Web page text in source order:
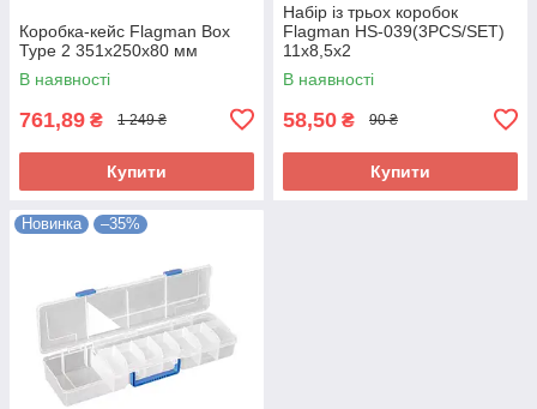
Коробка-кейс Flagman Box
Type 2 351x250x80 мм
В наявності
761,89 ₴ 1 249 ₴
Купити
Набір із трьох коробок
Flagman HS-039(3PCS/SET)
11х8,5х2
В наявності
58,50 ₴ 90 ₴
Купити
Новинка –35%